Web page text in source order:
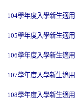
104學年度入學新生適用
105學年度入學新生適用
106學年度入學新生適用
107學年度入學新生適用
108學年度入學新生適用